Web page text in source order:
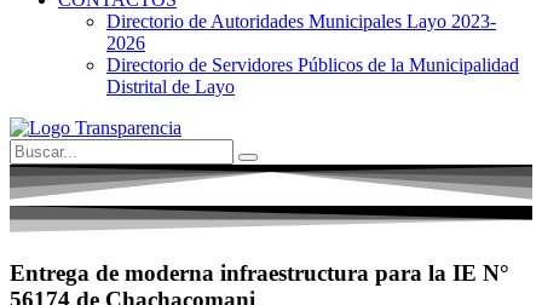
Directorio de Autoridades Municipales Layo 2023-
2026
Directorio de Servidores Públicos de la Municipalidad
Distrital de Layo
Entrega de moderna infraestructura para la IE N°
56174 de Chachacomani